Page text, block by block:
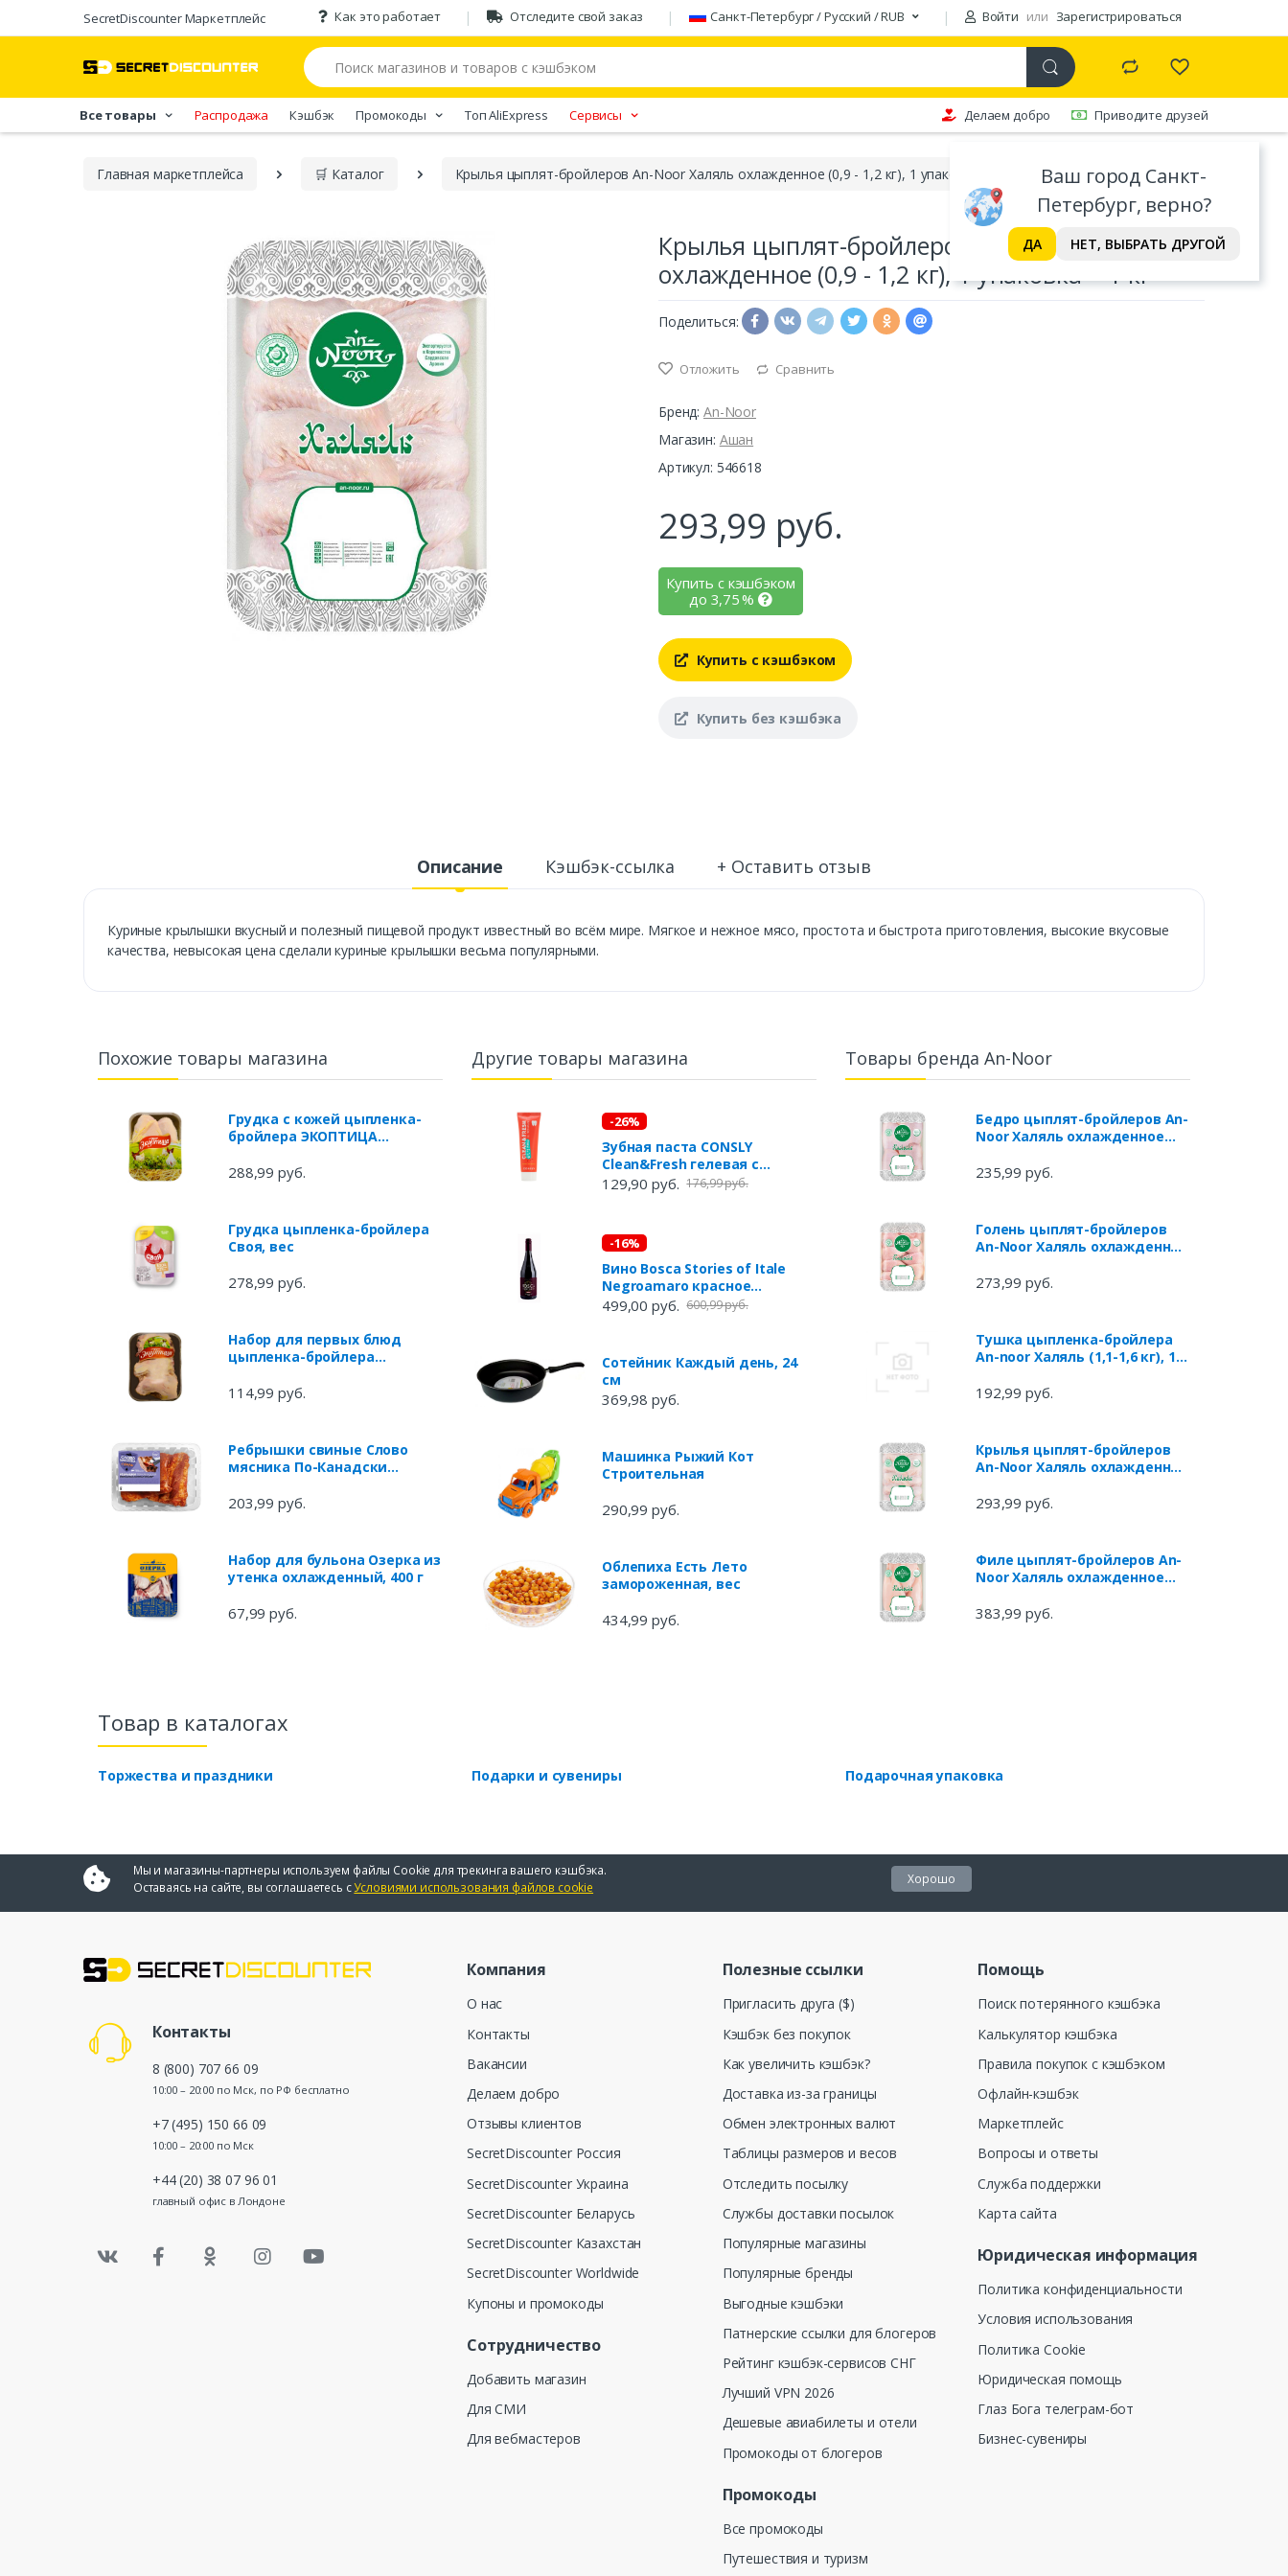
SecretDiscounter Маркетплейс Как это работает Отследите свой заказ Санкт-Петербург / Русский / RUB Войти или Зарегистрироваться
Ваш город Санкт-
Петербург, верно?
ДА НЕТ, ВЫБРАТЬ ДРУГОЙ
Все товары Распродажа Кэшбэк Промокоды Tоп AliExpress Сервисы Делаем добро Приводите друзей
Главная марĸетплейса 🛒 Каталог Крылья цыплят-бройлеров An-Noor Халяль охлажденное (0,9 - 1,2 кг), 1 упаковка ~ 1 кг
Крылья цыплят-бройлеров An-Noor Халяль
охлажденное (0,9 - 1,2 кг), 1 упаковка ~ 1 кг
Поделиться:
Отложить Сравнить
Бренд: An-Noor
Магазин: Ашан
Артикул: 546618
293,99 руб.
Купить с кэшбэком
до 3,75%
Купить с кэшбэком
Купить без кэшбэка
Описание Кэшбэк-ссылка + Оставить отзыв
Куриные крылышки вкусный и полезный пищевой продукт известный во всём мире. Мягкое и нежное мясо, простота и быстрота приготовления, высокие вкусовые
качества, невысокая цена сделали куриные крылышки весьма популярными.
Похожие товары магазина
Грудка с кожей цыпленка-
бройлера ЭКОПТИЦА
упаковка 1 кг
288,99 руб.
Грудка цыпленка-бройлера
Своя, вес
278,99 руб.
Набор для первых блюд
цыпленка-бройлера
(0,8-1 кг), 1 упаковка 1 кг
114,99 руб.
Ребрышки свиные Слово
мясника По-Канадски
203,99 руб.
Набор для бульона Озерка из
утенка охлажденный, 400 г
67,99 руб.
Другие товары магазина
-26%
Зубная паста CONSLY
Clean&Fresh гелевая с
экстрактом красного чая и
морскими минералами, 105 г
129,90 руб. 176,99 руб.
-16%
Вино Bosca Stories of Itale
Negroamaro красное
полусладкое Италия, 0,75 л
499,00 руб. 600,99 руб.
Сотейник Каждый день, 24
см
369,98 руб.
Машинка Рыжий Кот
Строительная
290,99 руб.
Облепиха Есть Лето
замороженная, вес
434,99 руб.
Товары бренда An-Noor
Бедро цыплят-бройлеров An-
Noor Халяль охлажденное
235,99 руб.
Голень цыплят-бройлеров
An-Noor Халяль охлажденная
273,99 руб.
Тушка цыпленка-бройлера
An-noor Халяль (1,1-1,6 кг), 1
192,99 руб.
Крылья цыплят-бройлеров
An-Noor Халяль охлажденное
293,99 руб.
Филе цыплят-бройлеров An-
Noor Халяль охлажденное
383,99 руб.
Товар в каталогах
Торжества и праздники Подарки и сувениры Подарочная упаковка
Мы и магазины-партнеры используем файлы Cookie для трекинга вашего кэшбэка.
Оставаясь на сайте, вы соглашаетесь сУсловиями использования файлов cookie
Хорошо
Контакты
8 (800) 707 66 09
10:00 – 20:00 по Мск, по РФ бесплатно
+7 (495) 150 66 09
10:00 – 20:00 по Мск
+44 (20) 38 07 96 01
главный офис в Лондоне
Компания
О нас
Контакты
Вакансии
Делаем добро
Отзывы клиентов
SecretDiscounter Россия
SecretDiscounter Украина
SecretDiscounter Беларусь
SecretDiscounter Казахстан
SecretDiscounter Worldwide
Купоны и промокоды
Сотрудничество
Добавить магазин
Для СМИ
Для вебмастеров
Полезные ссылки
Пригласить друга ($)
Кэшбэк без покупок
Как увеличить кэшбэк?
Доставка из-за границы
Обмен электронных валют
Таблицы размеров и весов
Отследить посылку
Службы доставки посылок
Популярные магазины
Популярные бренды
Выгодные кэшбэки
Патнерские ссылки для блогеров
Рейтинг кэшбэк-сервисов СНГ
Лучший VPN 2026
Дешевые авиабилеты и отели
Промокоды от блогеров
Промокоды
Все промокоды
Путешествия и туризм
Помощь
Поиск потерянного кэшбэка
Калькулятор кэшбэка
Правила покупок с кэшбэком
Офлайн-кэшбэк
Маркетплейс
Вопросы и ответы
Служба поддержки
Карта сайта
Юридическая информация
Политика конфиденциальности
Условия использования
Политика Cookie
Юридическая помощь
Глаз Бога телеграм-бот
Бизнес-сувениры